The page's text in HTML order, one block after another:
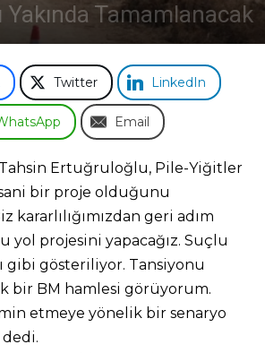
Yakında Tamamlanacak
Twitter LinkedIn
Email
Tahsin Ertuğruloğlu, Pile-Yiğitler
bir proje olduğunu
kararlılığımızdan geri adım
yol projesini yapacağız. Suçlu
gibi gösteriliyor. Tansiyonu
bir BM hamlesi görüyorum.
etmeye yönelik bir senaryo
dedi.